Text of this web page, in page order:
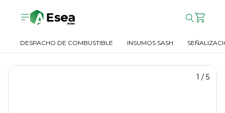
DESPACHO DE COMBUSTIBLE INSUMOS SASH
1 / 5